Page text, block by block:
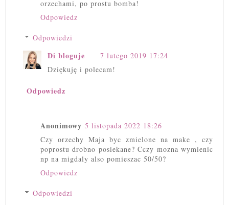
orzechami, po prostu bomba!
Odpowiedz
Odpowiedzi
Di bloguje
7 lutego 2019 17:24
Dziękuję i polecam!
Odpowiedz
Anonimowy 5 listopada 2022 18:26
Czy orzechy Maja byc zmielone na make , czy
poprostu drobno posiekane? Cczy mozna wymienic
np na migdaly also pomieszac 50/50?
Odpowiedz
Odpowiedzi